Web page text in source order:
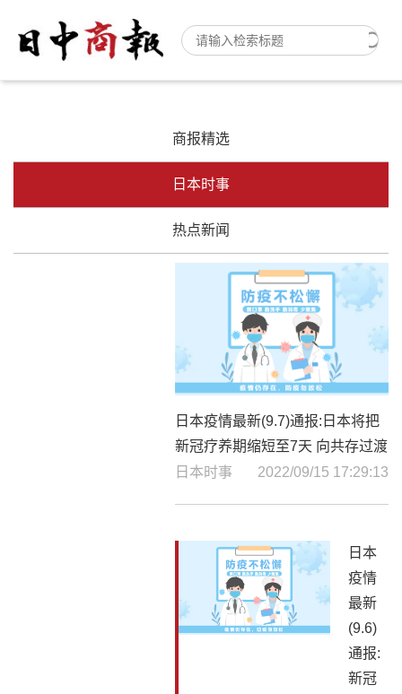
商报精选
日本时事
热点新闻
日本疫情最新(9.7)通报:日本将把
新冠疗养期缩短至7天 向共存过渡
日本时事
2022/09/15 17:29:13
日本
疫情
最新
(9.6)
通报:
新冠